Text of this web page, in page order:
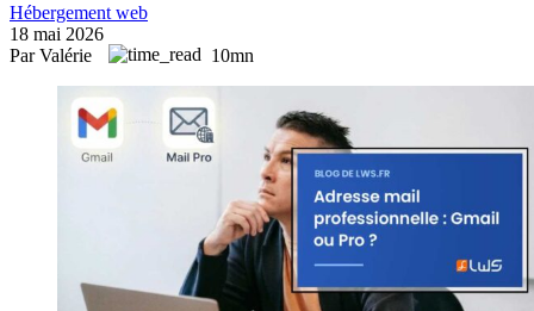
Hébergement web
18 mai 2026
Par Valérie
10mn